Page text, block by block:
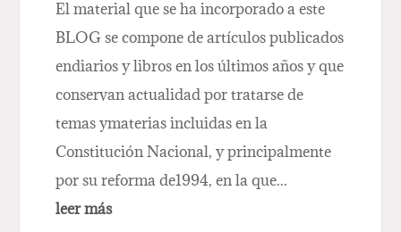
El material que se ha incorporado a este
BLOG se compone de artículos publicados
endiarios y libros en los últimos años y que
conservan actualidad por tratarse de
temas ymaterias incluidas en la
Constitución Nacional, y principalmente
por su reforma de1994, en la que...
leer más